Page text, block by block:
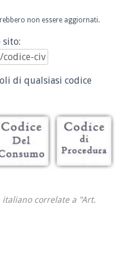
non essere aggiornati.
sito:
di qualsiasi codice
correlate a "Art.